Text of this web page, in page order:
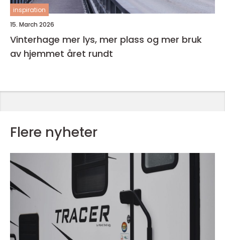
inspiration
15. March 2026
Vinterhage mer lys, mer plass og mer bruk
av hjemmet året rundt
Flere nyheter